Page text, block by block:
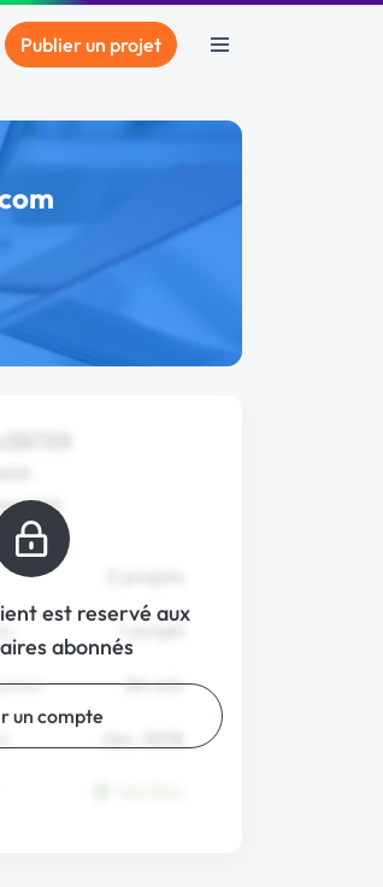
Publier un projet
est reservé aux
abonnés
un compte